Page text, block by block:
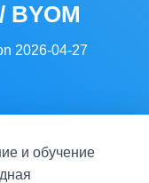
BYOM
2026-04-27
и обучение